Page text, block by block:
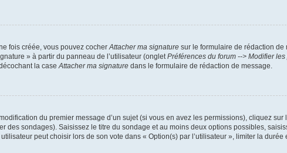
fois créée, vous pouvez cocher Attacher ma signature sur le formulaire de rédaction
» à partir du panneau de l’utilisateur (onglet Préférences du forum --> Modifier
la case Attacher ma signature dans le formulaire de rédaction de message.
du premier message d’un sujet (si vous en avez les permissions), cliquez sur
des sondages). Saisissez le titre du sondage et au moins deux options possibles,
peut choisir lors de son vote dans « Option(s) par l’utilisateur », limiter la